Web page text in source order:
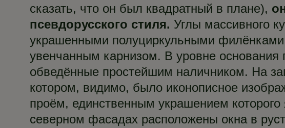
сказать, что он был квадратный в плане),
псевдорусского стиля. Углы массивного
украшенными полуциркульными
увенчанным карнизом. В уровне
обведённые простейшим наличником. На
котором, видимо, было иконописное
проём, единственным украшением
северном фасадах расположены окна в